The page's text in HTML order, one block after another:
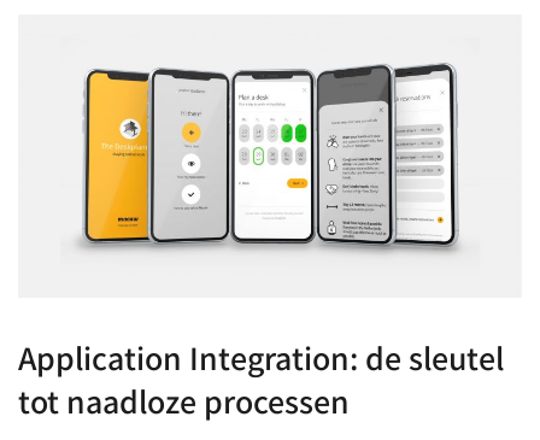
Application Integration: de sleutel
tot naadloze processen